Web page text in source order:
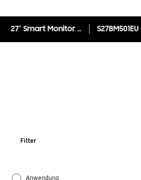
27" Smart Monitor M501B (Weiss) S27BM501EU
Filter
Anwendung